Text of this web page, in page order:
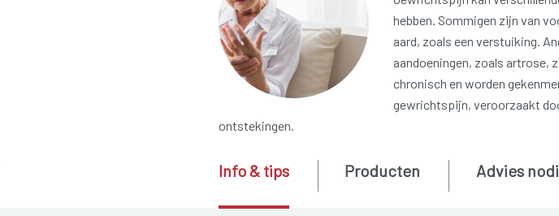
hebben. Sommigen zijn van
aard, zoals een verstuiking.
aandoeningen, zoals artrose,
chronisch en worden
gewrichtspijn, veroorzaakt
ontstekingen.
Info & tips Producten Advies